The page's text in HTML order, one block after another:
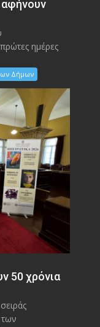
αφήνουν
ημέρες
Δήμων
50 χρόνια